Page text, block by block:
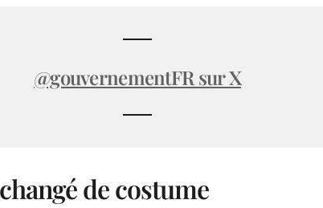
@gouvernementFR sur X
de costume